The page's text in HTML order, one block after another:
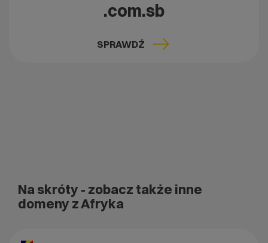
.com.sb
SPRAWDŹ
Na skróty - zobacz także inne
domeny z Afryka